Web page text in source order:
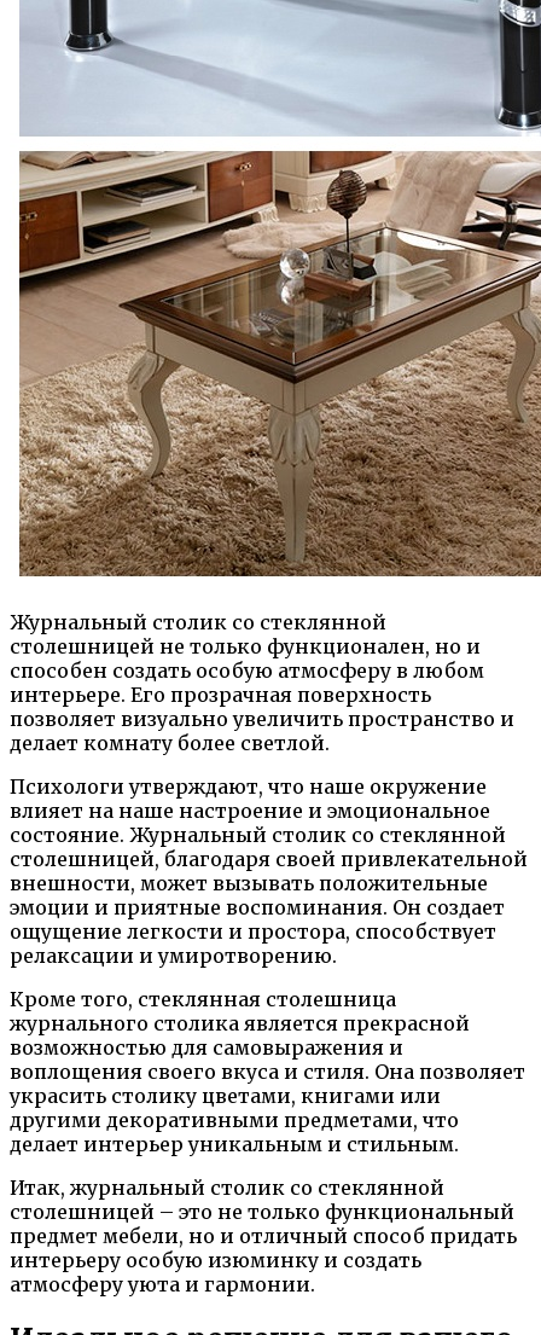
Журнальный столик со стеклянной
столешницей не только функционален, но и
способен создать особую атмосферу в любом
интерьере. Его прозрачная поверхность
позволяет визуально увеличить пространство и
делает комнату более светлой.
Психологи утверждают, что наше окружение
влияет на наше настроение и эмоциональное
состояние. Журнальный столик со стеклянной
столешницей, благодаря своей привлекательной
внешности, может вызывать положительные
эмоции и приятные воспоминания. Он создает
ощущение легкости и простора, способствует
релаксации и умиротворению.
Кроме того, стеклянная столешница
журнального столика является прекрасной
возможностью для самовыражения и
воплощения своего вкуса и стиля. Она позволяет
украсить столику цветами, книгами или
другими декоративными предметами, что
делает интерьер уникальным и стильным.
Итак, журнальный столик со стеклянной
столешницей – это не только функциональный
предмет мебели, но и отличный способ придать
интерьеру особую изюминку и создать
атмосферу уюта и гармонии.